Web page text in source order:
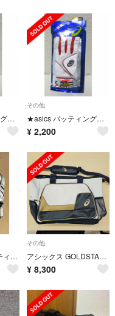
★asics バッティング用手袋（両手）[WH/RD](M) 新品！！★
その他
★asics バッティング用手袋（両手）[WH/RD](S) 新品！★
¥ 2,200
アシックス バッティンググローブ
その他
アシックス GOLDSTAGE マルティプルバッグ
¥ 8,300